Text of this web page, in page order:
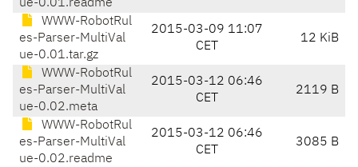
ue-0.01.readme
WWW-RobotRul
es-Parser-MultiVal
ue-0.01.tar.gz
2015-03-09 11:07
CET
12 KiB
WWW-RobotRul
es-Parser-MultiVal
ue-0.02.meta
2015-03-12 06:46
CET
2119 B
WWW-RobotRul
es-Parser-MultiVal
ue-0.02.readme
2015-03-12 06:46
CET
3085 B